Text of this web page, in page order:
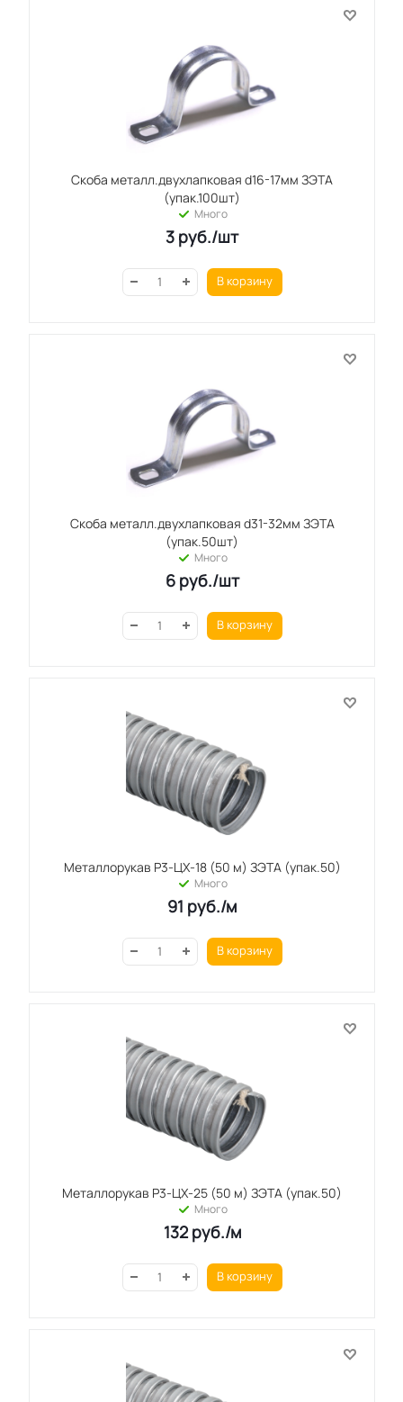
Скоба металл.двухлапковая d16-17мм ЗЭТА
(упак.100шт)
Много
3 руб./шт
В корзину
Скоба металл.двухлапковая d31-32мм ЗЭТА
(упак.50шт)
Много
6руб./шт
В корзину
Металлорукав Р3-ЦХ-18 (50 м) ЗЭТА (упак.50)
Много
91 руб./м
В корзину
Металлорукав Р3-ЦХ-25 (50 м) ЗЭТА (упак.50)
Много
132руб./м
В корзину